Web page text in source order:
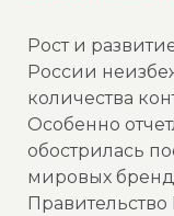
Рост и
России
количества
Особенно
обострилась
мировых